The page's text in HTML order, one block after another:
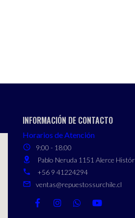
INFORMACIÓN DE CONTACTO
Horarios de Atención
9:00 - 18:00
Pablo Neruda 1151 Alerce
+56 9 41224294
ventas@repuestossurchile.cl